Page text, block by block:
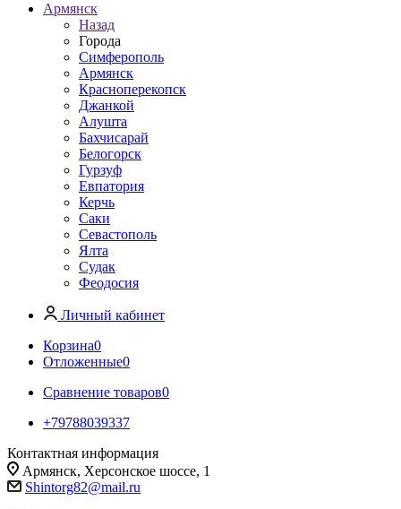
Армянск
Назад
Города
Симферополь
Армянск
Красноперекопск
Джанкой
Алушта
Бахчисарай
Белогорск
Гурзуф
Евпатория
Керчь
Саки
Севастополь
Ялта
Судак
Феодосия
Личный кабинет
Корзина0
Отложенные0
Сравнение товаров0
+79788039337
Контактная информация
Армянск, Херсонское шоссе, 1
Shintorg82@mail.ru